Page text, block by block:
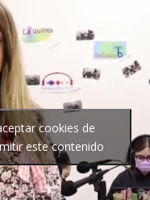
cookies de
este contenido